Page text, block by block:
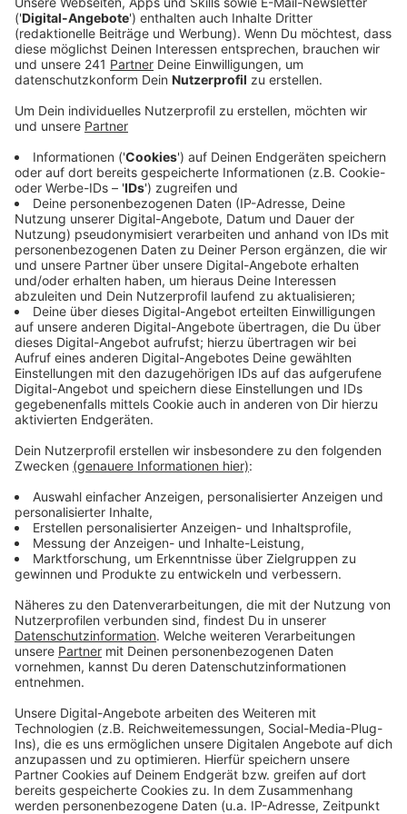
Anzeige
Der soll „Perspektiven Leverkusen 2040“ heißen, und
die Bedürfnisse aller Menschen in Leverkusen
bestmöglich miteinander vereinbaren. Der Stadtrat hat
die Idee dazu jetzt offiziell abgesegnet. Die Stadt hat
schon ein Konzept für Wohnungsbau, eins für die
Mobilität und für die Klimaanpassung – aber diese
Programme kollidieren in vielen Punkten miteinander.
Deswegen will die Stadt sie jetzt alle unter einen Hut
bringen und besser aufeinander abstimmen. Damit alle
Bedürfnisse erfüllt werden und niemand vergessen
wird, soll dieser Masterplan gemeinsam von Stadt,
Politik und Öffentlichkeit gestaltet werden. Ab
nächstem Jahr soll es deswegen erste
Beteiligungsaktionen geben. Trotzdem wird es laut
Stadt einige Jahre dauern, bis der Strategieplan dann
Anzeige
Mehr Meldungen aus Leverkusen
Anzeige
Drogenplantage in Leverkusen: Ermittlungen dauern an
Landesumweltamt: Luft in Leverkusen ist gut
Anzeige